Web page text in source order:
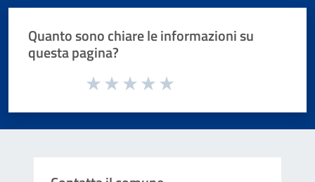
Quanto sono chiare le informazioni su
questa pagina?
Valuta da 1 a 5 stelle la pagina